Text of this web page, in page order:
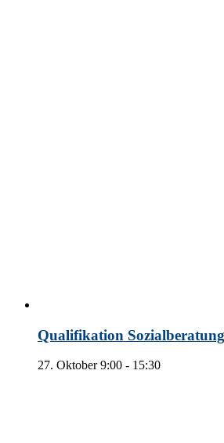
Qualifikation
27. Oktober 9:00 - 15:30